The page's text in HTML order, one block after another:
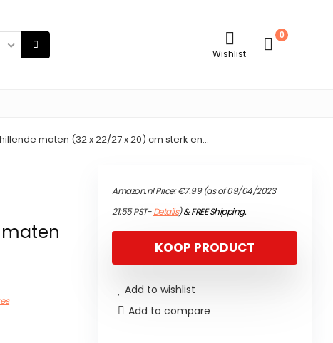
Wishlist
0
maten (32 x 22/27 x 20) cm sterk en…
Amazon.nl Price:€7.99(as of 09/04/2023
21:55 PST-Details)&FREE Shipping.
KOOP PRODUCT
Add to wishlist
Add to compare